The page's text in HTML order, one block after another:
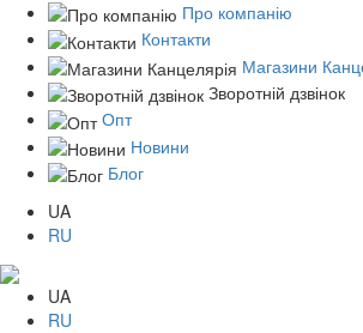
Про компанію
Контакти
Магазини
Зворотній дзвінок
Опт
Новини
Блог
UA
RU
UA
RU